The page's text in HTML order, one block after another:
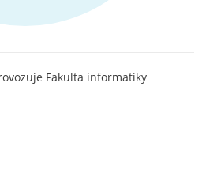
Fakulta informatiky